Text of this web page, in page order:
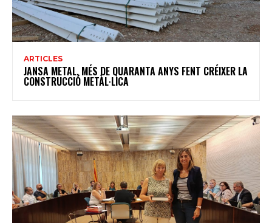
ARTICLES
JANSA METAL, MÉS DE QUARANTA ANYS FENT CRÉIXER LA
CONSTRUCCIÓ METÀL·LICA